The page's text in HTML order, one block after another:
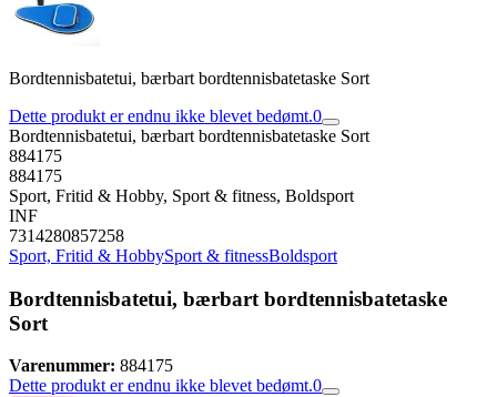
Bordtennisbatetui, bærbart bordtennisbatetaske Sort
Dette produkt er endnu ikke blevet bedømt.0
Bordtennisbatetui, bærbart bordtennisbatetaske Sort
884175
884175
Sport, Fritid & Hobby, Sport & fitness, Boldsport
INF
7314280857258
Sport, Fritid & HobbySport & fitnessBoldsport
Bordtennisbatetui, bærbart bordtennisbatetaske
Sort
Varenummer: 884175
Dette produkt er endnu ikke blevet bedømt.0